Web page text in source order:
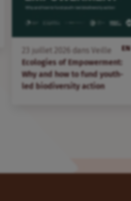
EN
juillet dans
Veille
Ecologies of Empowerment:
Why and how to fund youth-
led biodiversity action